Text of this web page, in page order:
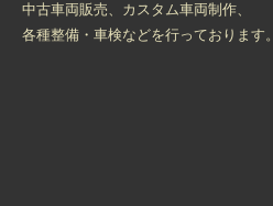
中古車両販売、カスタム車両制作、
各種整備・車検などを行っております。